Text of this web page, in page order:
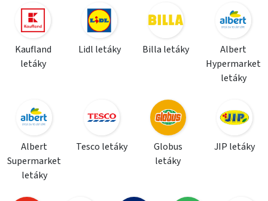
Kaufland
letáky
Lidl letáky Billa letáky
Albert
Hypermarket
letáky
Albert
Supermarket
letáky
Tesco letáky
Globus
letáky
JIP letáky